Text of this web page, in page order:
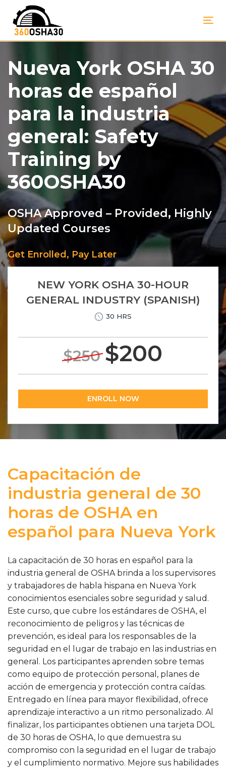
links
primary
navigation
content
Nueva York OSHA 30
horas de español
para la industria
general: Safety
Training by
360OSHA30
OSHA Approved – Provided, Highly
Updated Courses
Get Enrolled, Pay Later
NEW YORK OSHA 30-HOUR
GENERAL INDUSTRY (SPANISH)
30 HRS
$250 $200
ENROLL NOW
Capacitación de
industria general de 30
horas de OSHA en
español para Nueva York
La capacitación de 30 horas en español para la
industria general de OSHA brinda a los supervisores
y trabajadores de habla hispana en Nueva York
conocimientos esenciales sobre seguridad y salud.
Este curso, que cubre los estándares de OSHA, el
reconocimiento de peligros y las técnicas de
prevención, es ideal para los responsables de la
seguridad en el lugar de trabajo en las industrias en
general. Los participantes aprenden sobre temas
como equipo de protección personal, planes de
acción de emergencia y protección contra caídas.
Entregado en línea para mayor flexibilidad, ofrece
aprendizaje interactivo a un ritmo personalizado. Al
finalizar, los participantes obtienen una tarjeta DOL
de 30 horas de OSHA, lo que demuestra su
compromiso con la seguridad en el lugar de trabajo
y el cumplimiento normativo. Mejore sus habilidades